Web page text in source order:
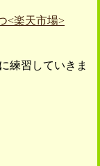
<楽天市場>
練習していきま